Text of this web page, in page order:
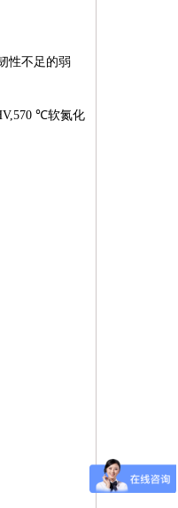
性不足的弱
℃软氮化